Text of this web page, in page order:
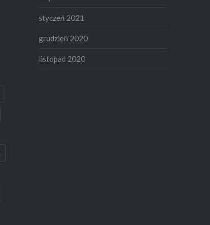
styczeń 2021
grudzień 2020
listopad 2020